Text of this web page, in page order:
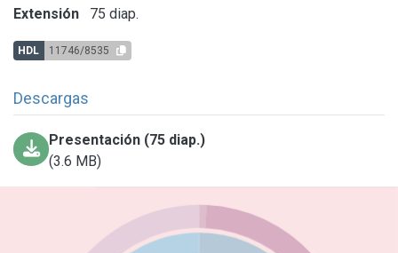
Extensión 75 diap.
HDL 11746/8535
Descargas
Presentación (75 diap.)
(3.6 MB)